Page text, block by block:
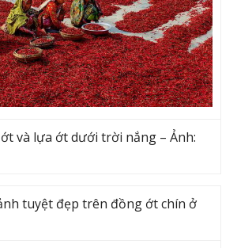
và lựa ớt dưới trời nắng – Ảnh: